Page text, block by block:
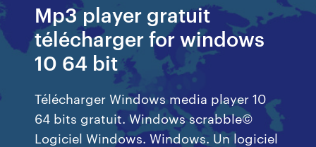
Mp3 player gratuit
télécharger for windows
10 64 bit
Télécharger Windows media player 10
64 bits gratuit. Windows scrabble©
Logiciel Windows. Windows. Un logiciel